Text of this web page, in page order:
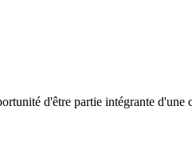
d'être partie intégrante d'une